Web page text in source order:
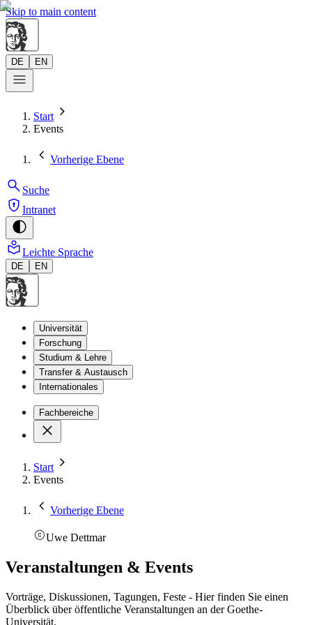
Skip to main content
DE EN
Start
Events
Vorherige Ebene
Suche
Intranet
Leichte Sprache
DE EN
Universität
Forschung
Studium & Lehre
Transfer & Austausch
Internationales
Fachbereiche
Start
Events
Vorherige Ebene
Uwe Dettmar
Veranstaltungen & Events
Vorträge, Diskussionen, Tagungen, Feste - Hier finden Sie einen
Überblick über öffentliche Veranstaltungen an der Goethe-
Universität.